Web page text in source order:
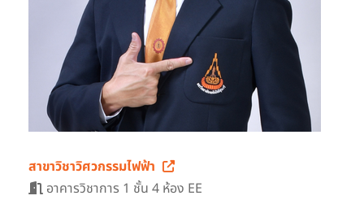
สาขาวิชาวิศวกรรมไฟฟ้า
อาคารวิชาการ 1 ชั้น 4 ห้อง EE